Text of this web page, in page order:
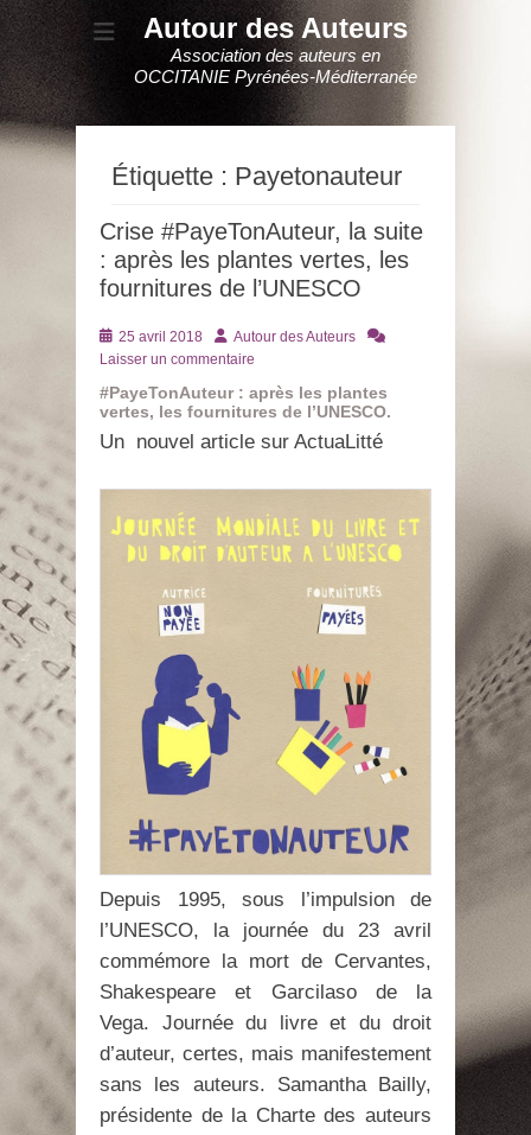
Autour des Auteurs
Association des auteurs en
OCCITANIE Pyrénées-Méditerranée
Étiquette : Payetonauteur
Crise #PayeTonAuteur, la suite
: après les plantes vertes, les
fournitures de l’UNESCO
Posté
le
25 avril 2018 AuteurAutour des Auteurs
Laisser un commentaire
#PayeTonAuteur : après les plantes
vertes, les fournitures de l’UNESCO.
Un nouvel article sur ActuaLitté
Depuis 1995, sous l’impulsion de
l’UNESCO, la journée du 23 avril
commémore la mort de Cervantes,
Shakespeare et Garcilaso de la
Vega. Journée du livre et du droit
d’auteur, certes, mais manifestement
sans les auteurs. Samantha Bailly,
présidente de la Charte des auteurs